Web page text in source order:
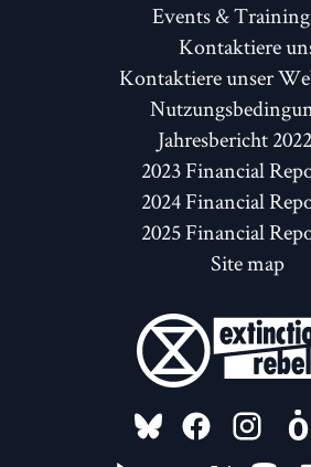
Events &
Kontaktiere
Kontaktiere unser
Jahresbericht 2022
2023 Financial
2024 Financial
2025 Financial
Site map
FOLLOW US